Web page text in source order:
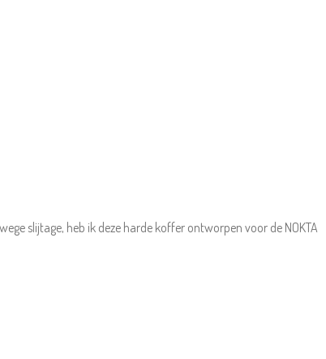
slijtage, heb ik deze harde koffer ontworpen voor de NOKTA